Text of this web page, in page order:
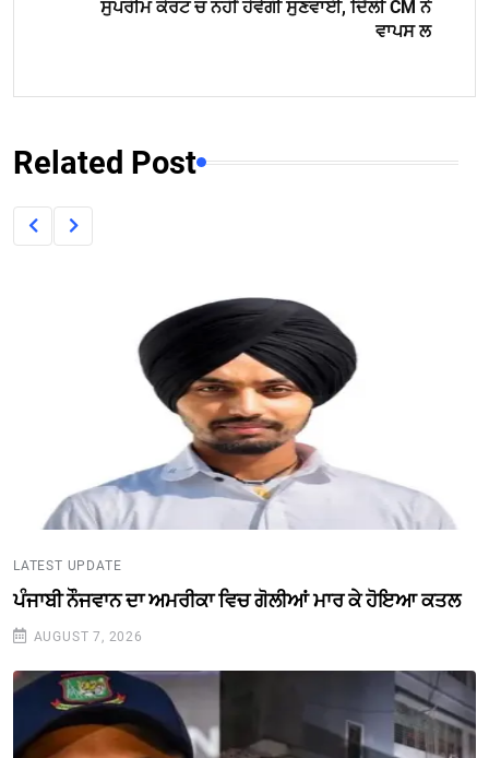
ਸੁਪਰੀਮ ਕੋਰਟ ਚ ਨਹੀਂ ਹੋਵੇਗੀ ਸੁਣਵਾਈ, ਦਿੱਲੀ CM ਨੇ
ਵਾਪਸ ਲ
Related Post
LATEST UPDATE
ਪੰਜਾਬੀ ਨੌਜਵਾਨ ਦਾ ਅਮਰੀਕਾ ਵਿਚ ਗੋਲੀਆਂ ਮਾਰ ਕੇ ਹੋਇਆ ਕਤਲ
AUGUST 7, 2026